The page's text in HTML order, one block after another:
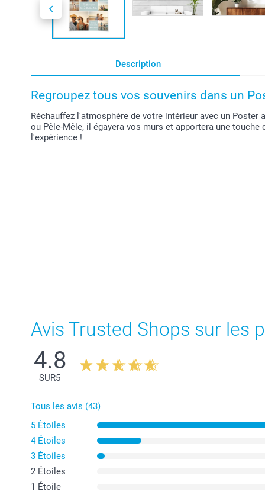
Description
Regroupez tous vos souvenirs dans un
Réchauffez l'atmosphère de votre intérieur avec un
ou Pêle-Mêle, il égayera vos murs et apportera une
l'expérience !
Avis Trusted Shops sur les
4.8
SUR5
Tous les avis (43)
5 Étoiles
4 Étoiles
3 Étoiles
2 Étoiles
1 Étoile